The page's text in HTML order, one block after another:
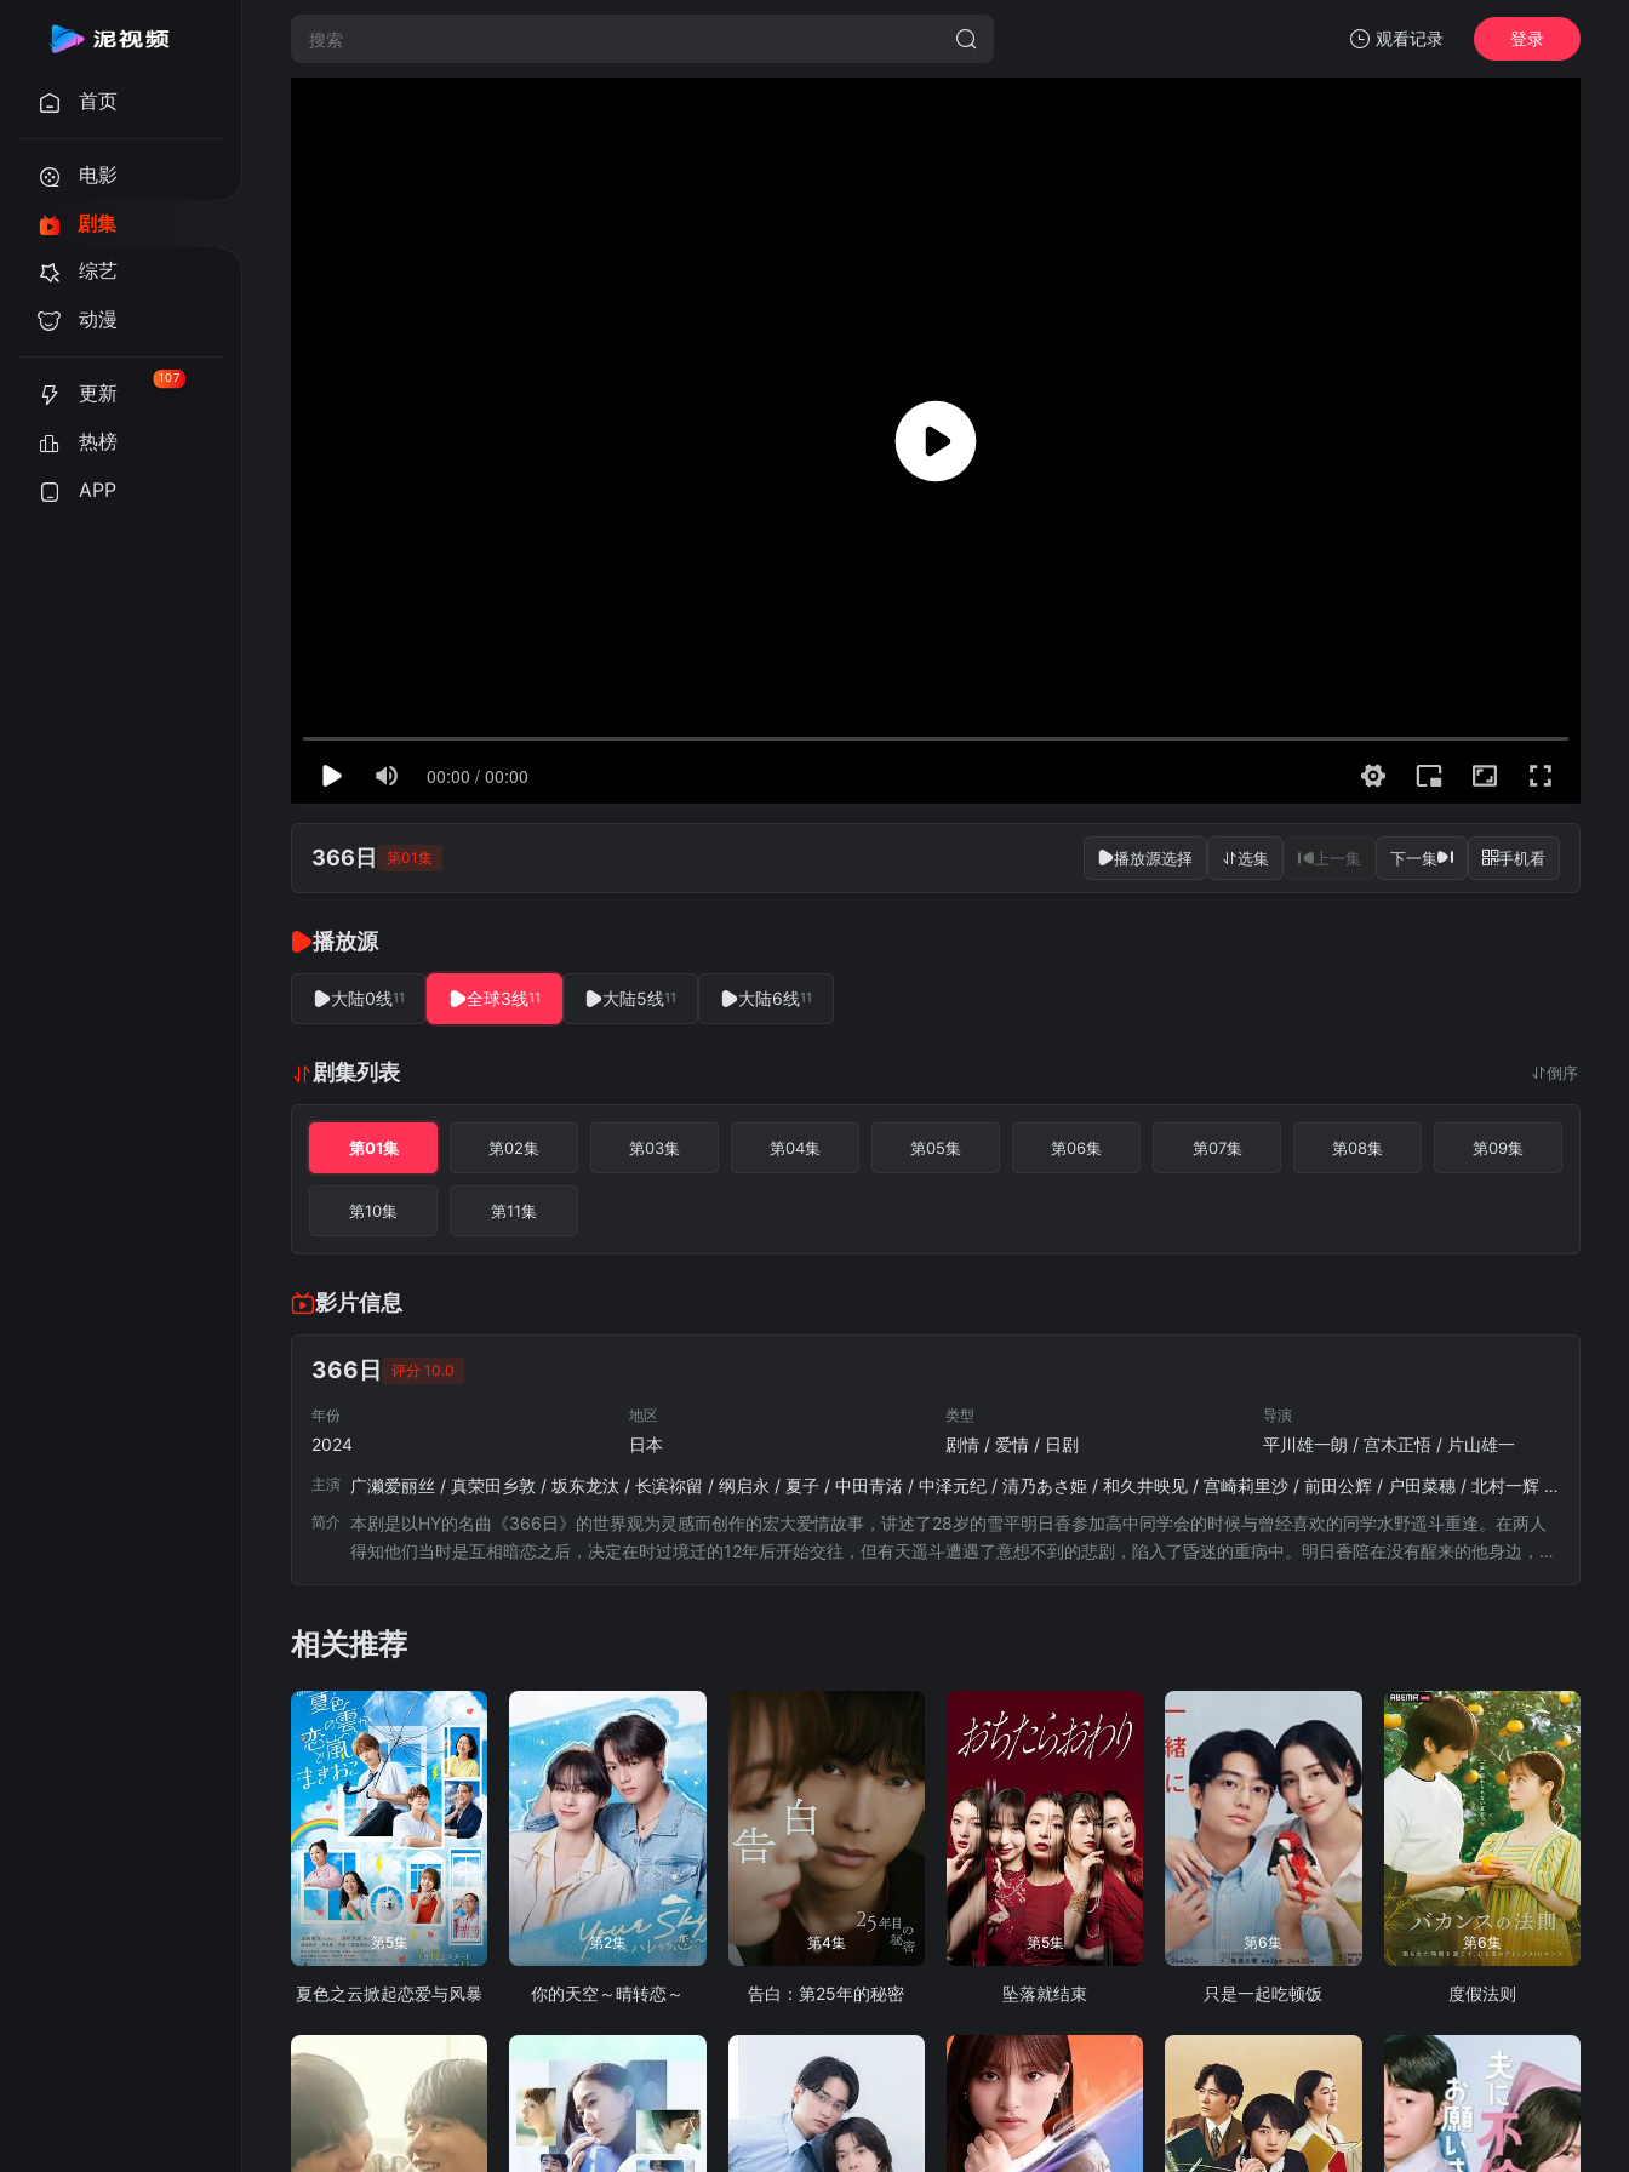
观看记录 登录
首页
电影
剧集
综艺
动漫
更新
107
热榜
APP
366日 第01集 播放源选择 选集 上一集 下一集 手机看
播放源
大陆0线11 全球3线11 大陆5线11 大陆6线11
剧集列表 倒序
第01集 第02集 第03集 第04集 第05集 第06集 第07集 第08集 第09集
第10集 第11集
影片信息
366日 评分 10.0
年份
2024
地区
日本
类型
剧情 / 爱情 / 日剧
导演
平川雄一朗 / 宫木正悟 / 片山雄一
主演 广濑爱丽丝 / 真荣田乡敦 / 坂东龙汰 / 长滨祢留 / 纲启永 / 夏子 / 中田青渚 / 中泽元纪 / 清乃あさ姫 / 和久井映见 / 宫崎莉里沙 / 前田公辉 / 户田菜穗 / 北村一辉 / 佐藤景瑚
简介 本剧是以HY的名曲《366日》的世界观为灵感而创作的宏大爱情故事，讲述了28岁的雪平明日香参加高中同学会的时候与曾经喜欢的同学水野遥斗重逢。在两人
得知他们当时是互相暗恋之后，决定在时过境迁的12年后开始交往，但有天遥斗遭遇了意想不到的悲剧，陷入了昏迷的重病中。明日香陪在没有醒来的他身边，想
相关推荐
第5集
夏色之云掀起恋爱与风暴
第2集
你的天空～晴转恋～
第4集
告白：第25年的秘密
第5集
坠落就结束
第6集
只是一起吃顿饭
第6集
度假法则